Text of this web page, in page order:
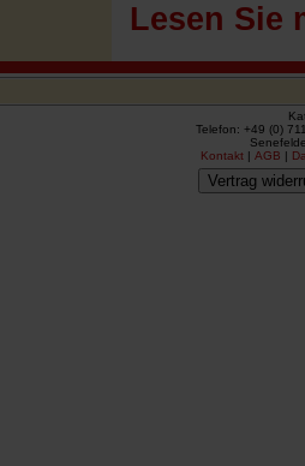
Lesen Sie
Telefon: +49 (0)
Kontakt |AGB |
Vertrag